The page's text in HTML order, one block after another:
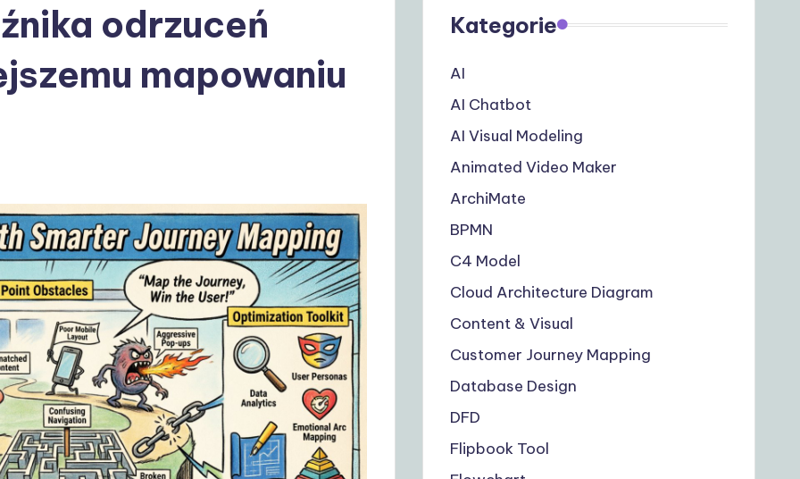
odrzuceń
mapowaniu
Kategorie
AI
AI Chatbot
AI Visual Modeling
Animated Video Maker
ArchiMate
BPMN
C4 Model
Cloud Architecture Diagram
Content & Visual
Customer Journey Mapping
Database Design
DFD
Flipbook Tool